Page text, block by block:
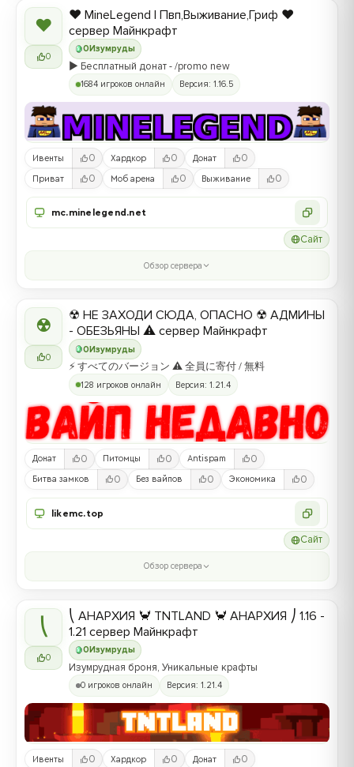
❤
0
0 Изумруды
❤️ MineLegend | Пвп,Выживание,Гриф ❤️
сервер Майнкрафт
▶️ Бесплатный донат - /promo new
1684 игроков онлайн Версия: 1.16.5
Ивенты 0 Хардкор 0 Донат 0
Приват 0 Моб арена 0 Выживание 0
mc.minelegend.net
Сайт
Обзор сервера
☢
0
0Изумруды
☢ НЕ ЗАХОДИ СЮДА, ОПАСНО ☢ АДМИНЫ
- ОБЕЗЬЯНЫ ⚠ сервер Майнкрафт
⚡ すべてのバージョン ⚠ 全員に寄付 / 無料
128 игроков онлайн Версия: 1.21.4
Донат 0 Питомцы 0 Antispam 0
Битва замков 0 Без вайпов 0 Экономика 0
likemc.top
Сайт
Обзор сервера
⎝
0
0 Изумруды
⎝ АНАРХИЯ 🦀 TNTLAND 🦀 АНАРХИЯ ⎠ 1.16 -
1.21 сервер Майнкрафт
Изумрудная броня, Уникальные крафты
0 игроков онлайн Версия: 1.21.4
Ивенты 0 Хардкор 0 Донат 0